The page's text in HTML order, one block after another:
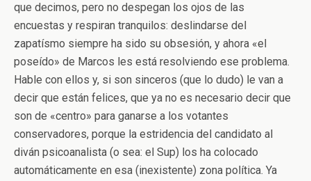
que decimos, pero no despegan los ojos de las
encuestas y respiran tranquilos: deslindarse del
zapatísmo siempre ha sido su obsesión, y ahora «el
poseído» de Marcos les está resolviendo ese problema.
Hable con ellos y, si son sinceros (que lo dudo) le van a
decir que están felices, que ya no es necesario decir que
son de «centro» para ganarse a los votantes
conservadores, porque la estridencia del candidato al
diván psicoanalista (o sea: el Sup) los ha colocado
automáticamente en esa (inexistente) zona política. Ya